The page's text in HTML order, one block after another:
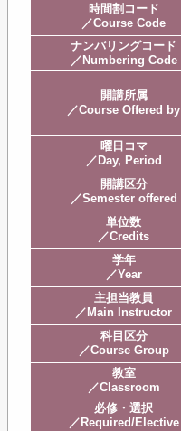
時間割コード
／Course Code
ナンバリングコード
／Numbering Code
開講所属
／Course Offered by
曜日コマ
／Day, Period
開講区分
／Semester offered
単位数
／Credits
学年
／Year
主担当教員
／Main Instructor
科目区分
／Course Group
教室
／Classroom
必修・選択
／Required/Elective